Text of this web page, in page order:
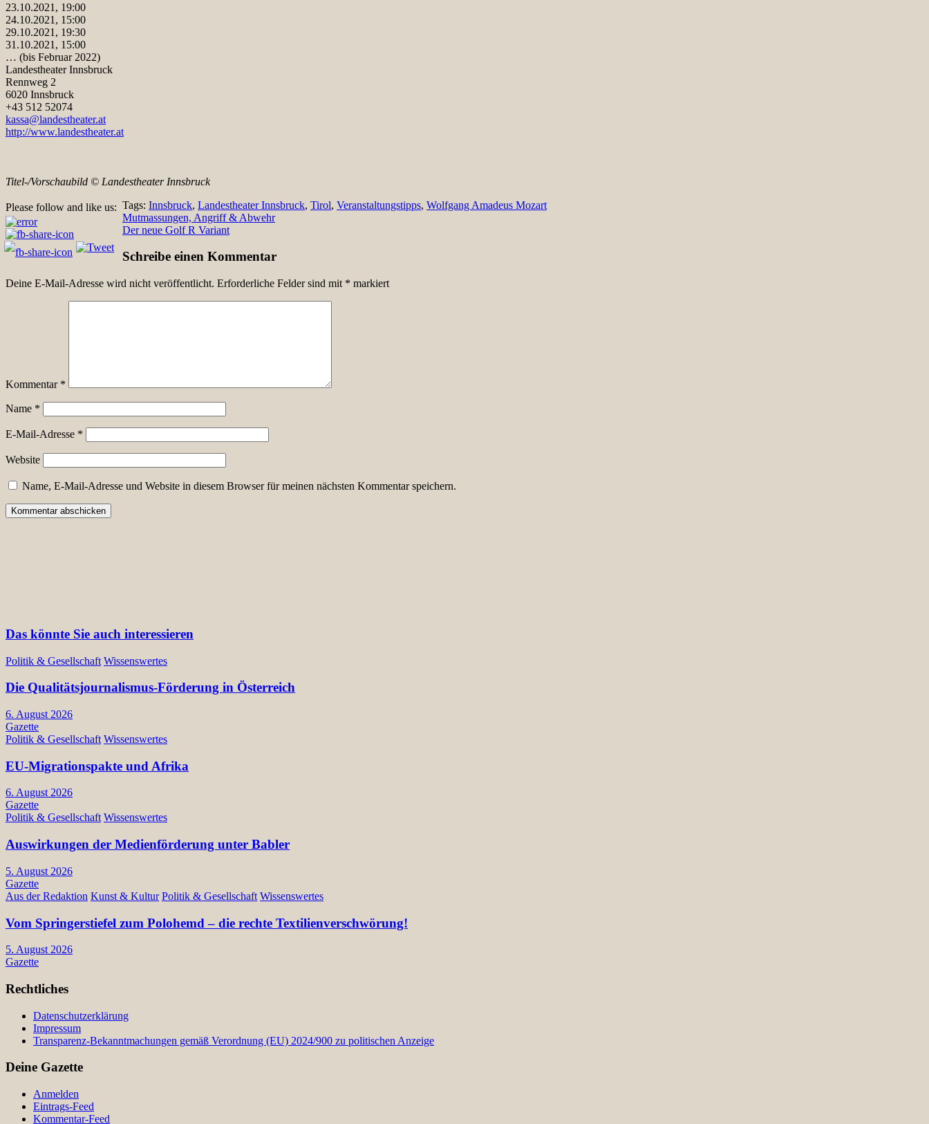
23.10.2021, 19:00
24.10.2021, 15:00
29.10.2021, 19:30
31.10.2021, 15:00
… (bis Februar 2022)
Landestheater Innsbruck
Rennweg 2
6020 Innsbruck
+43 512 52074
kassa@landestheater.at
http://www.landestheater.at
Titel-/Vorschaubild © Landestheater Innsbruck
Please follow and like us: Tags: Innsbruck, Landestheater Innsbruck, Tirol, Veranstaltungstipps, Wolfgang Amadeus Mozart
BeitragsnavigationMutmassungen, Angriff & Abwehr
Der neue Golf R Variant
Schreibe einen Kommentar
Deine E-Mail-Adresse wird nicht veröffentlicht. Erforderliche Felder sind mit * markiert
Kommentar *
Name *
E-Mail-Adresse *
Website
Name, E-Mail-Adresse und Website in diesem Browser für meinen nächsten Kommentar speichern.
Das könnte Sie auch interessieren
Politik & Gesellschaft Wissenswertes
Die Qualitätsjournalismus-Förderung in Österreich
6. August 2026
Gazette
Politik & Gesellschaft Wissenswertes
EU-Migrationspakte und Afrika
6. August 2026
Gazette
Politik & Gesellschaft Wissenswertes
Auswirkungen der Medienförderung unter Babler
5. August 2026
Gazette
Aus der Redaktion Kunst & Kultur Politik & Gesellschaft Wissenswertes
Vom Springerstiefel zum Polohemd – die rechte Textilienverschwörung!
5. August 2026
Gazette
Rechtliches
Datenschutzerklärung
Impressum
Transparenz-Bekanntmachungen gemäß Verordnung (EU) 2024/900 zu politischen Anzeige
Deine Gazette
Anmelden
Eintrags-Feed
Kommentar-Feed